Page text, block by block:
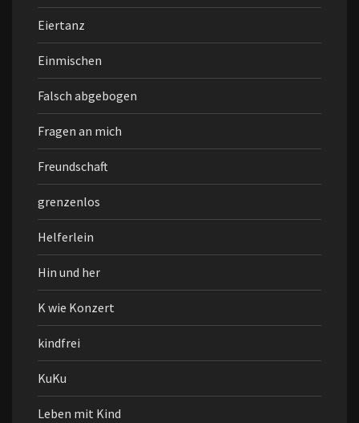
Eiertanz
Einmischen
Falsch abgebogen
Fragen an mich
Freundschaft
grenzenlos
Helferlein
Hin und her
K wie Konzert
kindfrei
KuKu
Leben mit Kind